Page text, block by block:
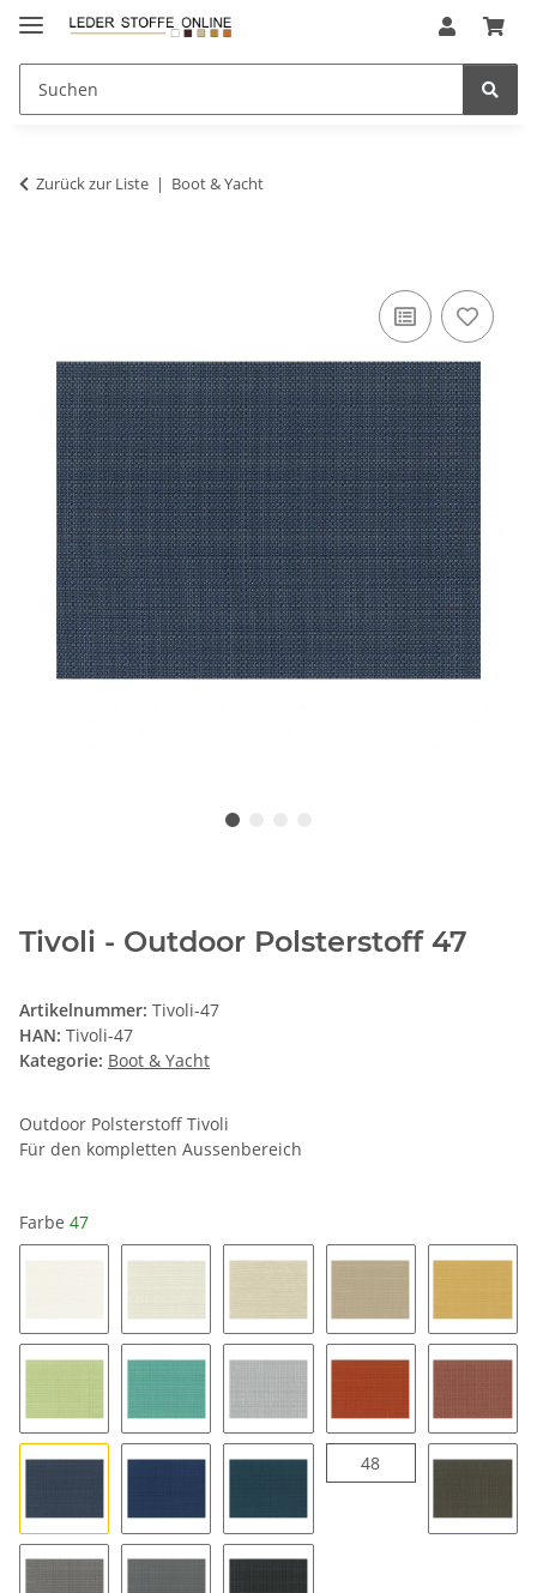
Zurück zur Liste Boot & Yacht
Tivoli - Outdoor Polsterstoff 47
Artikelnummer: Tivoli-47
HAN: Tivoli-47
Kategorie: Boot & Yacht
Outdoor Polsterstoff Tivoli
Für den kompletten Aussenbereich
Farbe 47
cremeweiss 01
04 24 34 35
18 57 16 49 43
47 37 58
4848